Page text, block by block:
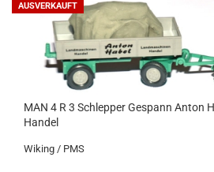
AUSVERKAUFT
MAN 4 R 3 Schlep­per Ge­spann Anton
Han­del
Wi­king / PMS